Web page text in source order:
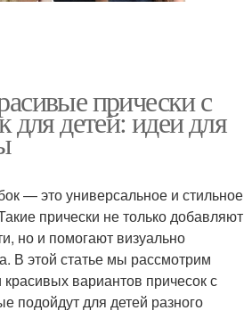
прически с
для детей: идеи для
— это универсальное и стильное
прически не только добавляют
но и помогают визуально
В этой статье мы рассмотрим
вариантов причесок с
подойдут для детей разного